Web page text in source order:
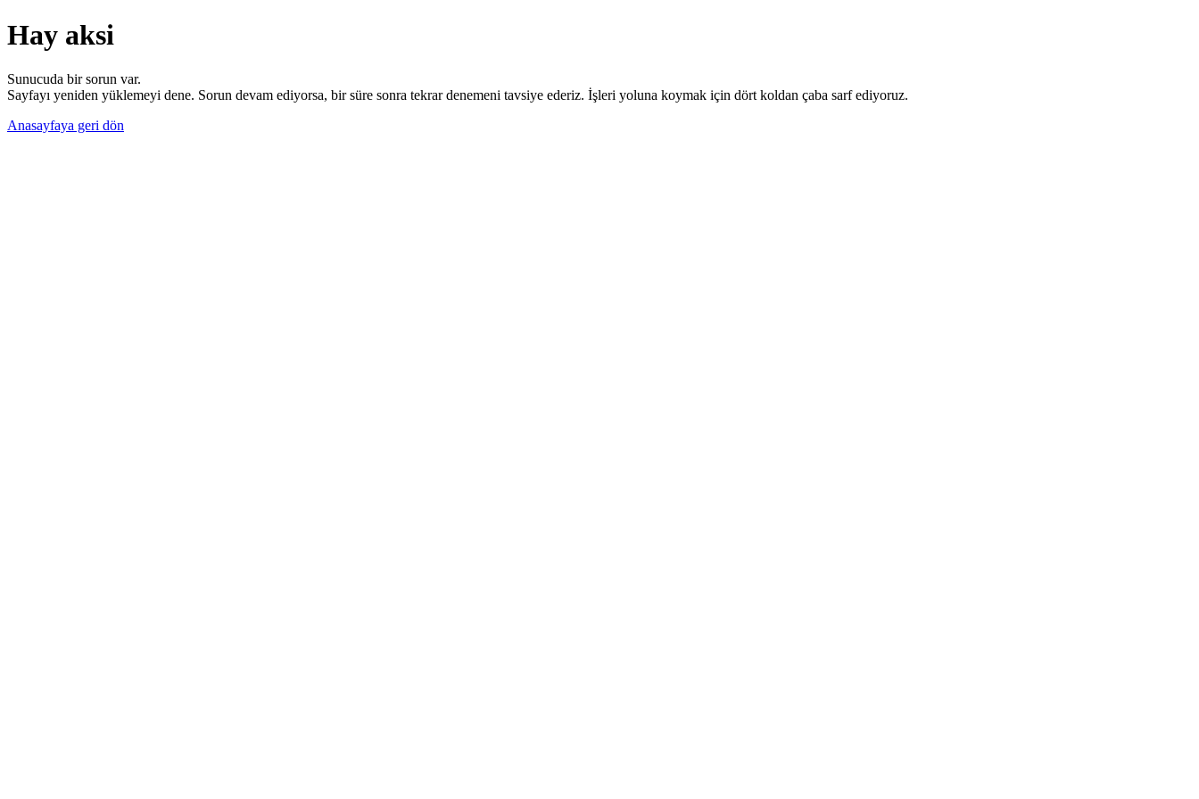
Hay aksi
Sunucuda bir sorun var.
Sayfayı yeniden yüklemeyi dene. Sorun devam ediyorsa, bir süre sonra tekrar denemeni tavsiye ederiz. İşleri yoluna koymak için dört koldan çaba sarf ediyoruz.
Anasayfaya geri dön